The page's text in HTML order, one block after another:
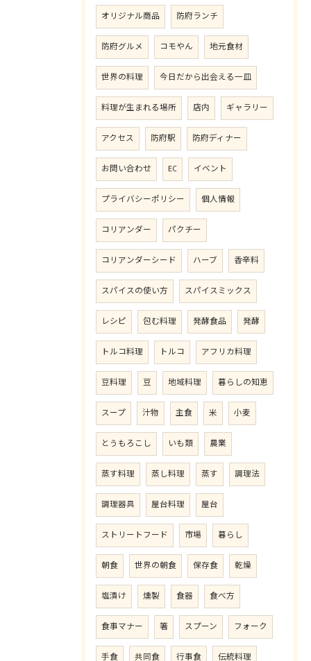
オリジナル商品 防府ランチ
防府グルメ コモやん 地元食材
世界の料理 今日だから出会える一皿
料理が生まれる場所 店内 ギャラリー
アクセス 防府駅 防府ディナー
お問い合わせ EC イベント
プライバシーポリシー 個人情報
コリアンダー パクチー
コリアンダーシード ハーブ 香辛料
スパイスの使い方 スパイスミックス
レシピ 包む料理 発酵食品 発酵
トルコ料理 トルコ アフリカ料理
豆料理 豆 地域料理 暮らしの知恵
スープ 汁物 主食 米 小麦
とうもろこし いも類 農業
蒸す料理 蒸し料理 蒸す 調理法
調理器具 屋台料理 屋台
ストリートフード 市場 暮らし
朝食 世界の朝食 保存食 乾燥
塩漬け 燻製 食器 食べ方
食事マナー 箸 スプーン フォーク
手食 共同食 行事食 伝統料理